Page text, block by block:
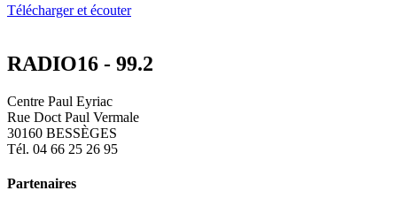
Télécharger et écouter
RADIO16 - 99.2
Centre Paul Eyriac
Rue Doct Paul Vermale
30160 BESSÈGES
Tél. 04 66 25 26 95
Partenaires